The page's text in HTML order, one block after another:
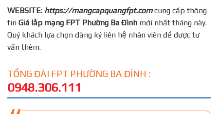
WEBSITE: https://mangcapquangfpt.comcung cấp thông
tin Giá lắp mạng FPT Phường Ba Đình mới nhất tháng này.
Quý khách lựa chọn đăng ký liên hệ nhân viên để được tư
vấn thêm.
TỔNG ĐÀI FPT PHƯỜNG BA ĐÌNH :
0948.306.111